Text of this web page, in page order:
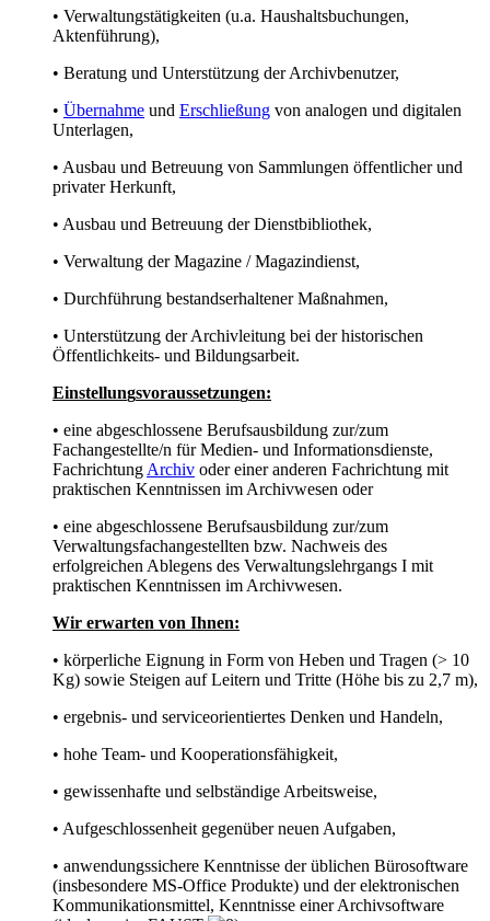
• Verwaltungstätigkeiten (u.a. Haushaltsbuchungen,
Aktenführung),
• Beratung und Unterstützung der Archivbenutzer,
• Übernahme und Erschließung von analogen und digitalen
Unterlagen,
• Ausbau und Betreuung von Sammlungen öffentlicher und
privater Herkunft,
• Ausbau und Betreuung der Dienstbibliothek,
• Verwaltung der Magazine / Magazindienst,
• Durchführung bestandserhaltener Maßnahmen,
• Unterstützung der Archivleitung bei der historischen
Öffentlichkeits- und Bildungsarbeit.
Einstellungsvoraussetzungen:
• eine abgeschlossene Berufsausbildung zur/zum
Fachangestellte/n für Medien- und Informationsdienste,
Fachrichtung Archiv oder einer anderen Fachrichtung mit
praktischen Kenntnissen im Archivwesen oder
• eine abgeschlossene Berufsausbildung zur/zum
Verwaltungsfachangestellten bzw. Nachweis des
erfolgreichen Ablegens des Verwaltungslehrgangs I mit
praktischen Kenntnissen im Archivwesen.
Wir erwarten von Ihnen:
• körperliche Eignung in Form von Heben und Tragen (> 10
Kg) sowie Steigen auf Leitern und Tritte (Höhe bis zu 2,7 m),
• ergebnis- und serviceorientiertes Denken und Handeln,
• hohe Team- und Kooperationsfähigkeit,
• gewissenhafte und selbständige Arbeitsweise,
• Aufgeschlossenheit gegenüber neuen Aufgaben,
• anwendungssichere Kenntnisse der üblichen Bürosoftware
(insbesondere MS-Office Produkte) und der elektronischen
Kommunikationsmittel, Kenntnisse einer Archivsoftware